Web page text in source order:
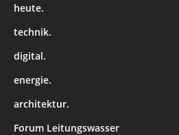
heute.
technik.
digital.
energie.
architektur.
Forum Leitungswasser